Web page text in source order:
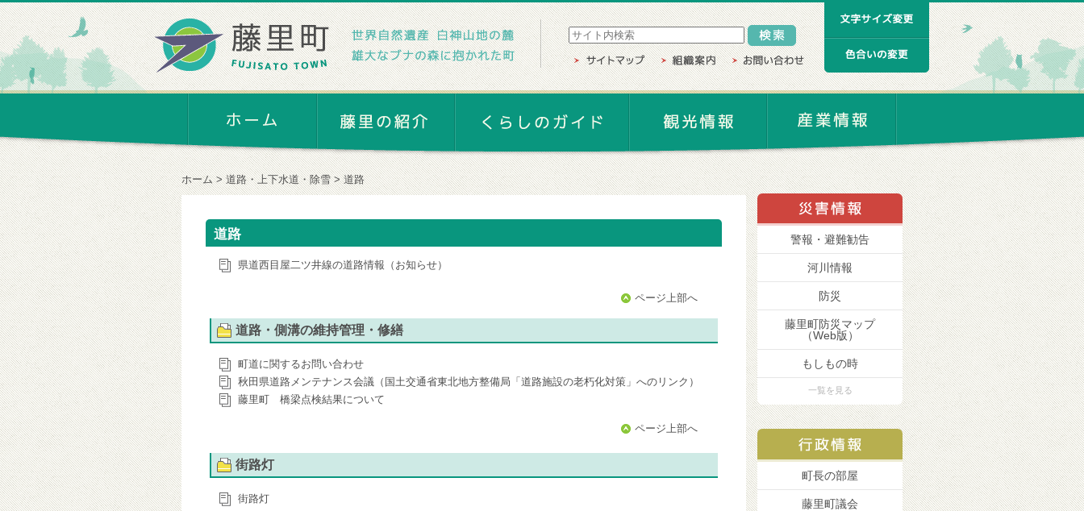
ホーム 道路・上下水道・除雪 道路
道路
県道西目屋二ツ井線の道路情報（お知らせ）
ページ上部へ
道路・側溝の維持管理・修繕
町道に関するお問い合わせ
秋田県道路メンテナンス会議（国土交通省東北地方整備局「道路施設の老朽化対策」へのリンク）
藤里町 橋梁点検結果について
ページ上部へ
街路灯
街路灯
警報・避難勧告
河川情報
防災
藤里町防災マップ
（Web版）
もしもの時
一覧を見る
町長の部屋
藤里町議会